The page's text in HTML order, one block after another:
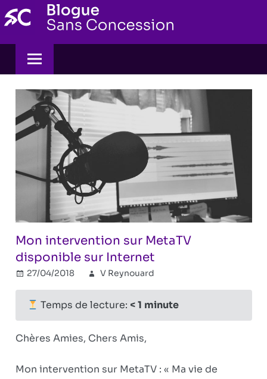
Skip
to
content
Mon intervention sur MetaTV
disponible sur Internet
27/04/2018 V Reynouard
révisionniste
fermés
sur
Temps de lecture: < 1 minute
Chères Amies, Chers Amis,
Mon intervention sur MetaTV : « Ma vie de